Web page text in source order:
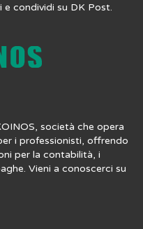
e condividi su DK Post.
società che opera
i professionisti, offrendo
per la contabilità, i
Vieni a conoscerci su